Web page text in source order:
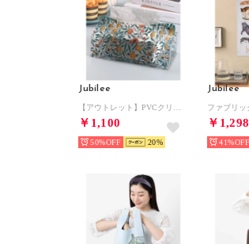
Jubilee
￥1,100
50% 20
Jubilee
￥1,298
41%